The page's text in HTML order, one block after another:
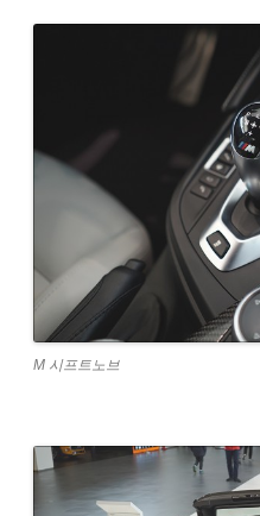
M 시프트노브